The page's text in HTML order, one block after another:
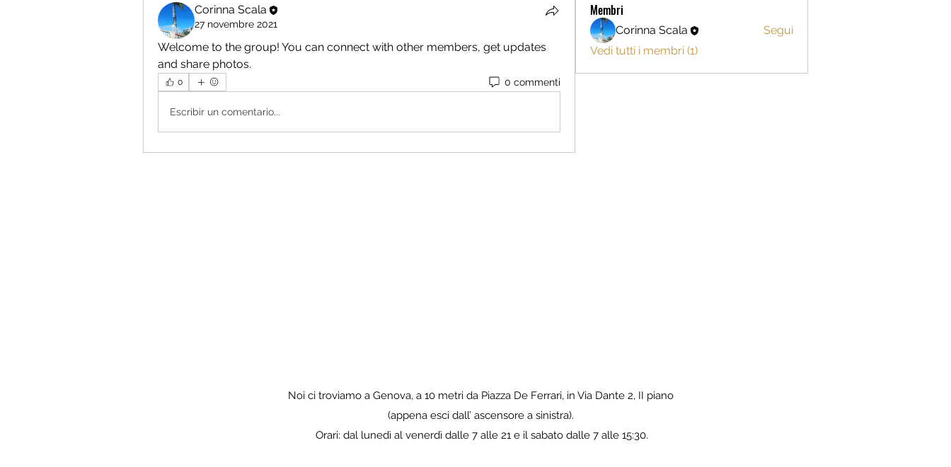
Corinna Scala
27 novembre 2021
Welcome to the group! You can connect with other members, get updates
and share photos.
0 0 commenti
Escribir un comentario...
Membri
Corinna Scala
Segui
Vedi tutti i membri (1)
Noi ci troviamo a Genova, a 10 metri da Piazza De Ferrari, in Via Dante 2, II piano
(appena esci dall’ ascensore a sinistra).
Orari: dal lunedì al venerdì dalle 7 alle 21 e il sabato dalle 7 alle 15:30.